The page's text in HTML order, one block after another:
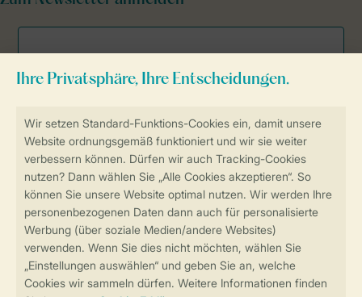
Sicherstellung Deiner Privatsphäre
Weitere Informationen und Einstellungen
Sicher und schnell zur Online-Buchung
Sichere Datenübertragung
Sicheres Bezahlen